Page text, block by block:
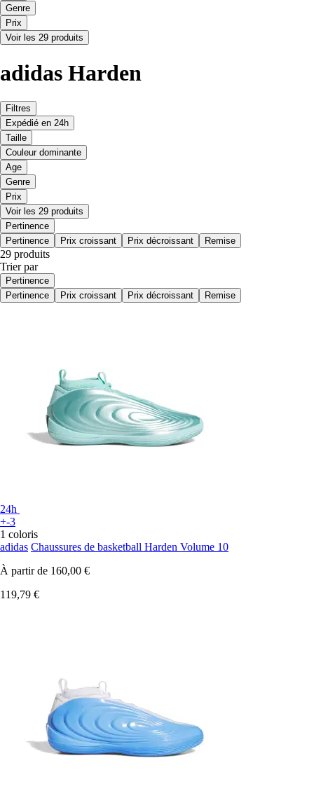
Genre
Prix
Voir les 29 produits
adidas Harden
Filtres
Expédié en 24h
Taille
Couleur dominante
Age
Genre
Prix
Voir les 29 produits
Pertinence
Pertinence
Prix croissant Prix décroissant Remise
29 produits
Trier par
Pertinence
Pertinence
Prix croissant Prix décroissant Remise
24h
+-3
1 coloris
adidas Chaussures de basketball Harden Volume 10
À partir de 160,00 €
119,79 €